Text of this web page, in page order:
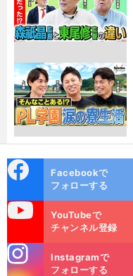
ok
Facebookで
フォローする
YouTubeで
チャンネル登録
m
Instagramで
フォローする